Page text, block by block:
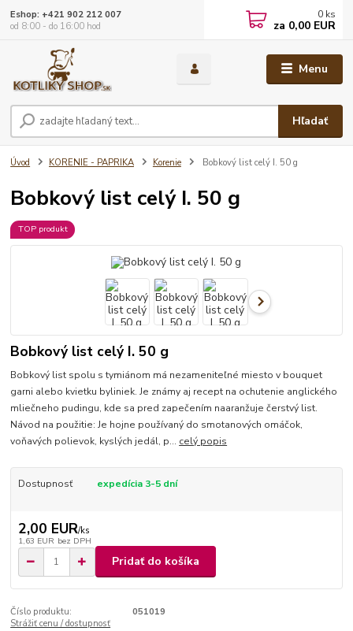
Menu
Hľadať
Eshop: +421 902 212 007
od 8:00 - do 16:00 hod
0 ks
za 0,00 EUR
Úvod KORENIE - PAPRIKA Korenie Bobkový list celý I. 50 g
Bobkový list celý I. 50 g
TOP produkt
Bobkový list celý I. 50 g
Bobkový list spolu s tymiánom má nezameniteľné miesto v bouquet
garni alebo kvietku byliniek. Je známy aj recept na ochutenie anglického
mliečneho pudingu, kde sa pred zapečením naaranžuje čerstvý list.
Návod na použitie: Je hojne používaný do smotanových omáčok,
voňavých polievok, kyslých jedál, p... celý popis
Dostupnosť expedícia 3-5 dní
2,00 EUR/ks
1,63 EUR bez DPH
Pridať do košíka
Číslo produktu:
051019
Strážiť cenu / dostupnosť